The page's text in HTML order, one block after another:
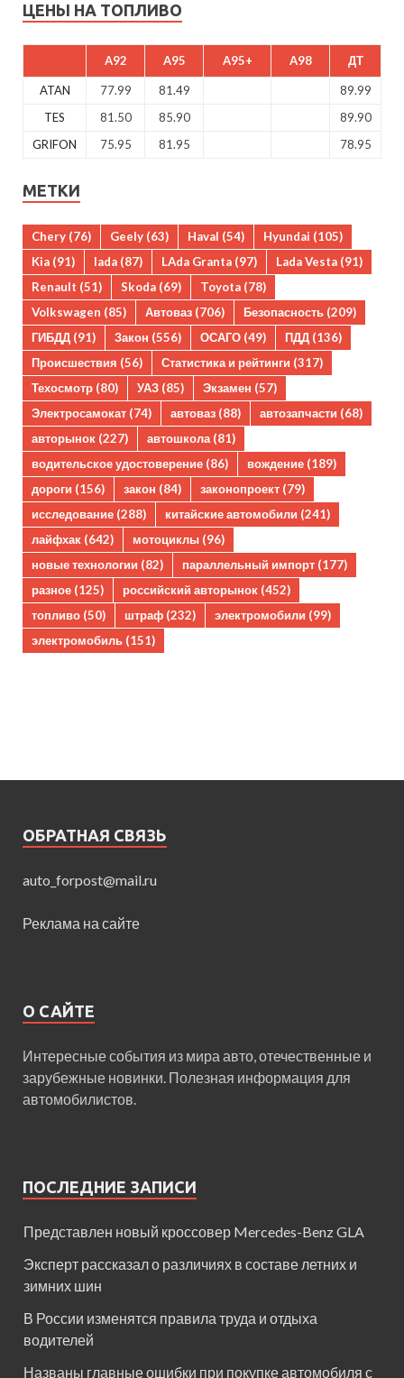
ЦЕНЫ НА ТОПЛИВО
A92 A95 A95+ A98 ДТ
ATAN 77.99 81.49
89.99
TES
81.50 85.90
89.90
GRIFON
75.95 81.95 78.95
МЕТКИ
Chery (76) Geely (63) Haval (54) Hyundai (105)
Kia (91) lada (87) LAda Granta (97) Lada Vesta (91)
Renault (51) Skoda (69) Toyota (78)
Volkswagen (85) Автоваз (706) Безопасность (209)
ГИБДД (91) Закон (556) ОСАГО (49) ПДД (136)
Происшествия (56) Статистика и рейтинги (317)
Техосмотр (80) УАЗ (85) Экзамен (57)
Электросамокат (74) автоваз (88) автозапчасти (68)
авторынок (227) автошкола (81)
водительское удостоверение (86) вождение (189)
дороги (156) закон (84) законопроект (79)
исследование (288) китайские автомобили (241)
лайфхак (642) мотоциклы (96)
новые технологии (82) параллельный импорт (177)
разное (125) российский авторынок (452)
топливо (50) штраф (232) электромобили (99)
электромобиль (151)
ОБРАТНАЯ СВЯЗЬ
auto_forpost@mail.ru
Реклама на сайте
О САЙТЕ
Интересные события из мира авто, отечественные и
зарубежные новинки. Полезная информация для
автомобилистов.
ПОСЛЕДНИЕ ЗАПИСИ
Представлен новый кроссовер Mercedes-Benz GLA
Эксперт рассказал о различиях в составе летних и
зимних шин
В России изменятся правила труда и отдыха
водителей
Названы главные ошибки при покупке автомобиля с